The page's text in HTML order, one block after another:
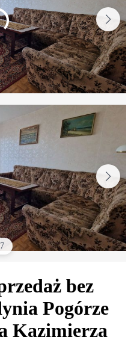
7
bez
Pogórze
Kazimierza